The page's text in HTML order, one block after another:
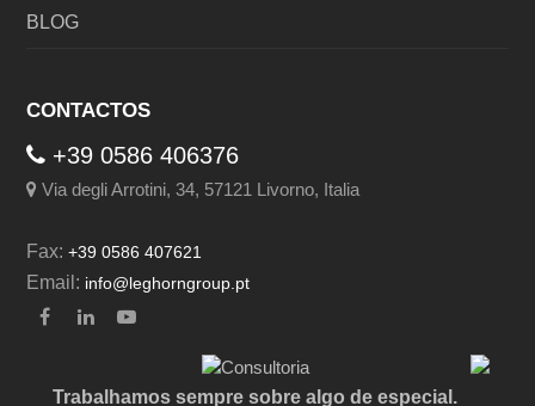
BLOG
CONTACTOS
+39 0586 406376
Via degli Arrotini, 34, 57121 Livorno, Italia
Fax:+39 0586 407621
Email: info@leghorngroup.pt
Facebook
LinkedInYouTube
Trabalhamos sempre sobre algo de especial.